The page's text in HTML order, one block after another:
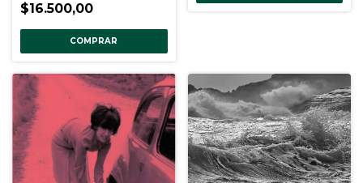
$16.500,00
COMPRAR